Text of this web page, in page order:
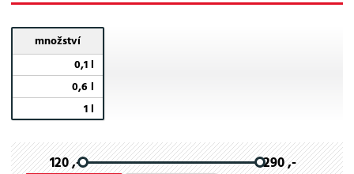
množství
0,1 l
0,6 l
1 l
120 ,- 290 ,-